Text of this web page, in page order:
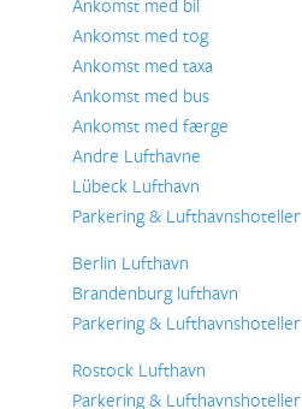
Ankomst med tog
Ankomst med taxa
Ankomst med bus
Ankomst med færge
Andre Lufthavne
Lübeck Lufthavn
Parkering & Lufthavnshoteller
Berlin Lufthavn
Brandenburg lufthavn
Parkering & Lufthavnshoteller
Rostock Lufthavn
Parkering & Lufthavnshoteller